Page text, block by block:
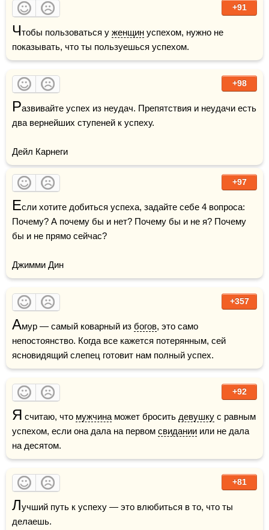
+91
Чтобы пользоваться у женщин успехом, нужно не
показывать, что ты пользуешься успехом.
+98
Развивайте успех из неудач. Препятствия и неудачи есть
два вернейших ступеней к успеху.
Дейл Карнеги
+97
Если хотите добиться успеха, задайте себе 4 вопроса:
Почему? А почему бы и нет? Почему бы и не я? Почему
бы и не прямо сейчас?
Джимми Дин
+357
Амур — самый коварный из богов, это само
непостоянство. Когда все кажется потерянным, сей
ясновидящий слепец готовит нам полный успех.
+92
Я считаю, что мужчина может бросить девушку с равным
успехом, если она дала на первом свидании или не дала
на десятом.
+81
Лучший путь к успеху — это влюбиться в то, что ты
делаешь.